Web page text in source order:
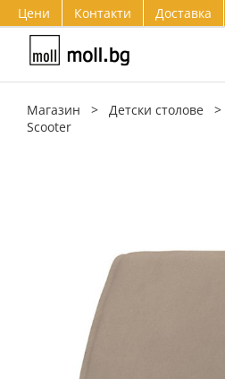
Skip
content
Цени Контакти Доставка
Магазин > Детски столове >
Scooter